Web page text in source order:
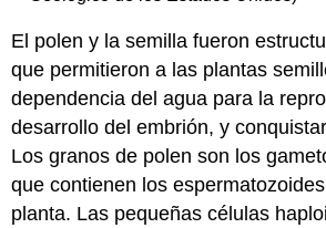
El polen y la semilla fueron
que permitieron a las plantas
dependencia del agua para la
desarrollo del embrión, y
Losgranos de polen son los
que contienen los
planta. Las pequeñas células